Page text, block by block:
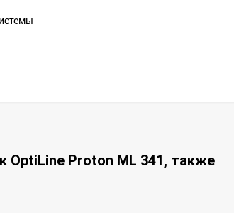
OptiLine Proton ML 341, также